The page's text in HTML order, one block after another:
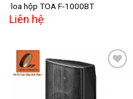
loa hộp TOA F-1000BT
Liên hệ